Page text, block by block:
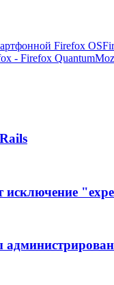
Firefox OS
- Firefox Quantum
исключение